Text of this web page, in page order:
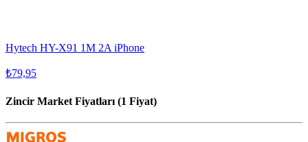
Hytech HY-X91 1M 2A iPhone
₺79,95
Zincir Market Fiyatları (1 Fiyat)